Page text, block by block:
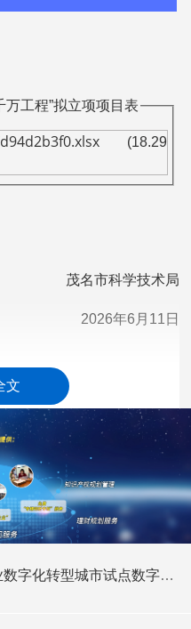
工程”拟立项项目表
(18.29
茂名市科学技术局
2026年6月11日
)成立17年来，致力于
技术产品
定、省市工业设计中心认
发机构认定、
专精特新中
业单项冠军、专利软著申
合贯标认证、科技型中小企
利奖、科学技术奖、科技成
关注【科小泰】公众号，及
文
点数字化产品清单（更新至第十批）公布